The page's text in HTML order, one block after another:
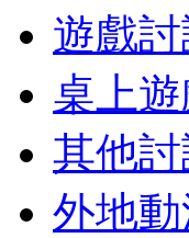
遊戲
桌上
其他
外地